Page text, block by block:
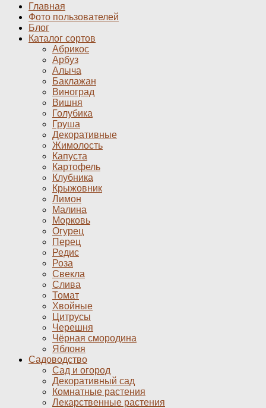
Главная
Фото пользователей
Блог
Каталог сортов
Абрикос
Арбуз
Алыча
Баклажан
Виноград
Вишня
Голубика
Груша
Декоративные
Жимолость
Капуста
Картофель
Клубника
Крыжовник
Лимон
Малина
Морковь
Огурец
Перец
Редис
Роза
Свекла
Слива
Томат
Хвойные
Цитрусы
Черешня
Чёрная смородина
Яблоня
Садоводство
Сад и огород
Декоративный сад
Комнатные растения
Лекарственные растения